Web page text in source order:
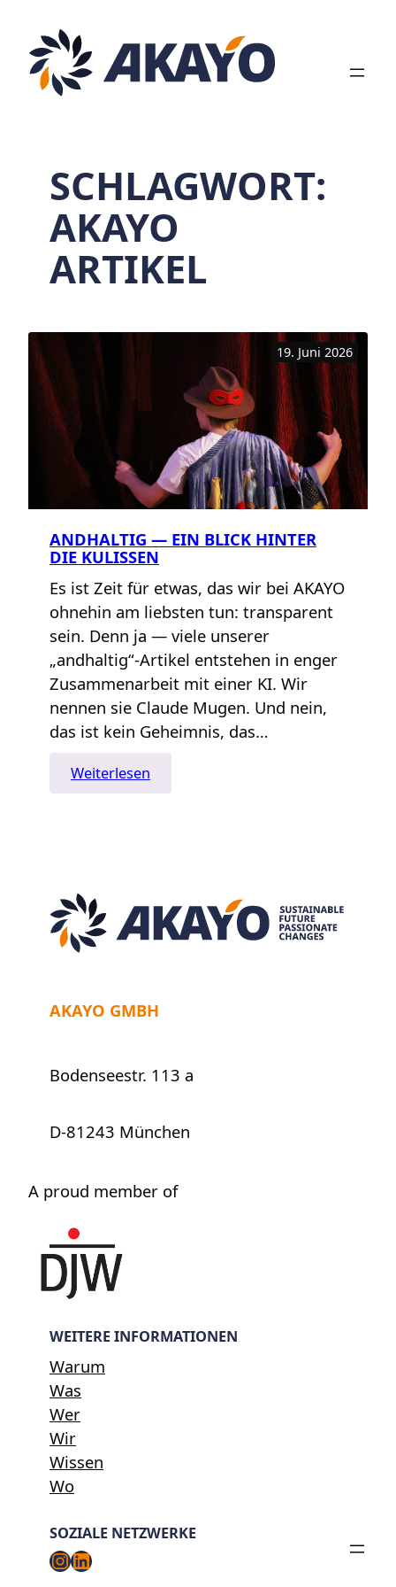
Inhalt
springen
SCHLAGWORT:
AKAYO
ARTIKEL
19. Juni 2026
ANDHALTIG — EIN BLICK HINTER
DIE KULISSEN
Es ist Zeit für etwas, das wir bei AKAYO
ohnehin am liebsten tun: transparent
sein. Denn ja — viele unserer
„andhaltig“-Artikel entstehen in enger
Zusammenarbeit mit einer KI. Wir
nennen sie Claude Mugen. Und nein,
das ist kein Geheimnis, das…
Weiterlesen
andhaltig
Kulissen
AKAYO GMBH
Bodenseestr. 113 a
D-81243 München
A proud member of
WEITERE INFORMATIONEN
Warum
Was
Wer
Wir
Wissen
Wo
SOZIALE NETZWERKE
Instagram
LinkedIn